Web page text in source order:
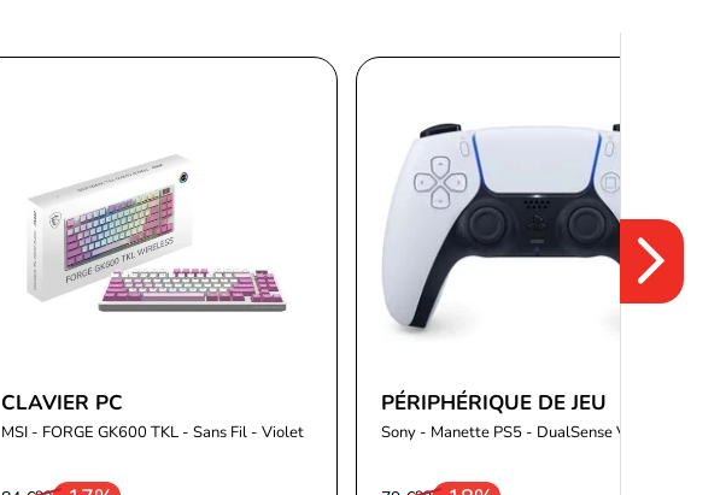
CLAVIER PC
MSI - FORGE GK600 TKL - Sans Fil - Violet
PÉRIPHÉRIQUE DE JEU
Sony - Manette PS5 - DualSense V2 - Blanc